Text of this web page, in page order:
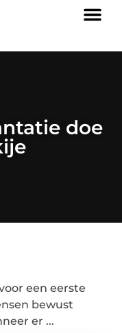
doe
een eerste
bewust
er ...